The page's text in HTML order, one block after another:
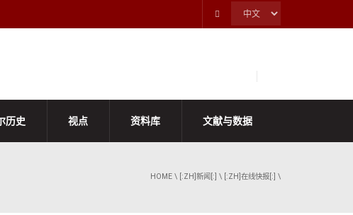
历史 视点 资料库 文献与数据
HOME \ [:ZH]新闻[:] \ [:ZH]在线快报[:] \